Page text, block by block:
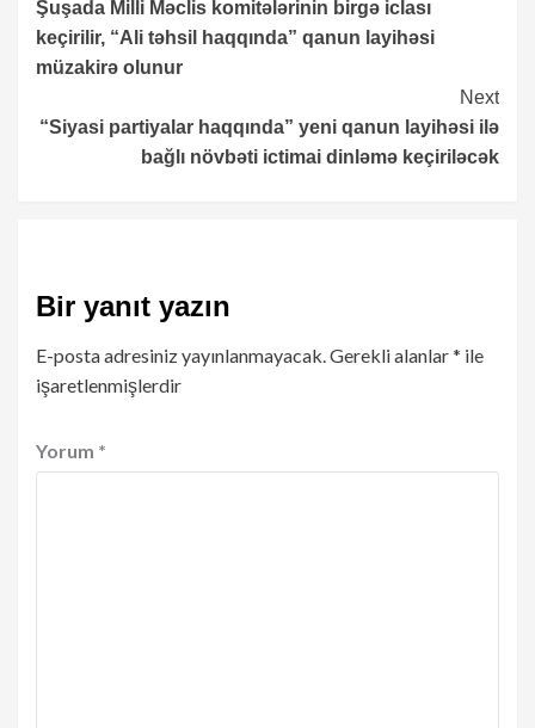
Reading
Şuşada Milli Məclis komitələrinin birgə iclası
keçirilir, “Ali təhsil haqqında” qanun layihəsi
müzakirə olunur
Next
“Siyasi partiyalar haqqında” yeni qanun layihəsi ilə
bağlı növbəti ictimai dinləmə keçiriləcək
Bir yanıt yazın
E-posta adresiniz yayınlanmayacak.Gerekli alanlar* ile
işaretlenmişlerdir
Yorum *